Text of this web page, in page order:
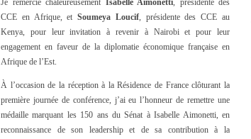
Je remercie chaleureusement Isabelle Aimonetti, présidente des
CCE en Afrique, etSoumeya Loucif, présidente des CCE au
Kenya, pour leur invitation à revenir à Nairobi et pour leur
engagement en faveur de la diplomatie économique française en
Afrique de l’Est.
À l’occasion de la réception à la Résidence de France clôturant la
première journée de conférence, j’ai eu l’honneur de remettre une
médaille marquant les 150 ans du Sénat à Isabelle Aimonetti, en
reconnaissance de son leadership et de sa contribution à la